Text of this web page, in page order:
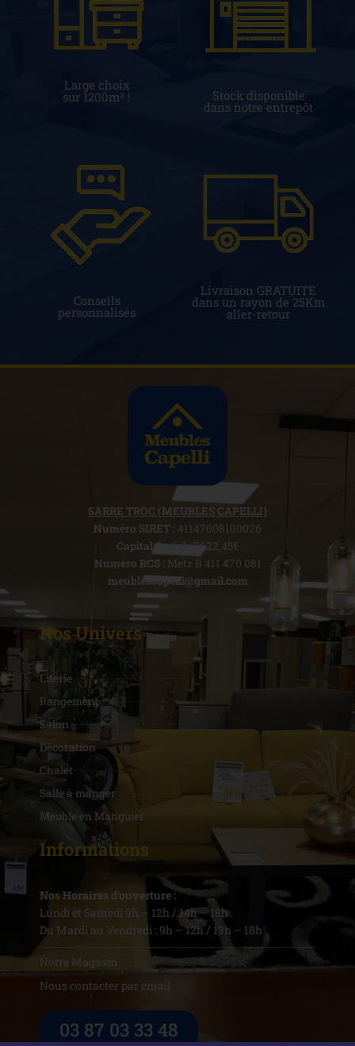
Large choix
sur 1200m² ! Stock disponible
dans notre entrepôt
Conseils
personnalisés
Livraison GRATUITE
dans un rayon de 25Km
aller-retour
SARRE TROC (MEUBLES CAPELLI)
Numéro SIRET : 41147008100026
Capital Social :7622,45€
Numéro RCS : Metz B 411 470 081
meublescapelli@gmail.com
Nos Univers
Literie
Rangement
Salon
Décoration
Chalet
Salle à manger
Meuble en Manguier
Informations
Nos Horaires d’ouverture :
Lundi et Samedi 9h – 12h / 14h – 18h
Du Mardi au Vendredi : 9h – 12h / 13h – 18h
Notre Magasin
Nous contacter par email
03 87 03 33 48